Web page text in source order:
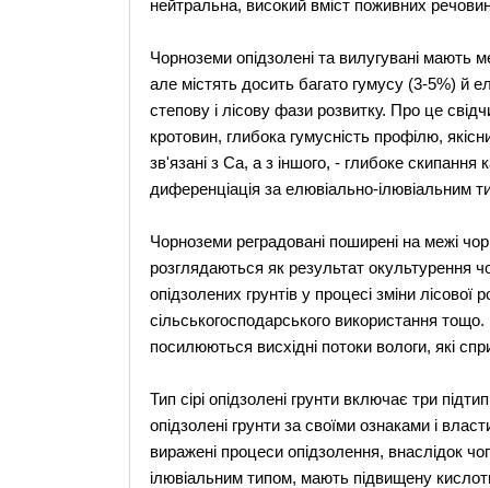
нейтральна, високий вміст поживних
Чорноземи опідзолені та вилугувані мають
але містять досить багато гумусу (3-5%) й
степову і лісову фази розвитку. Про це
кротовин, глибока гумусність профілю,
зв'язані з Са, а з іншого, - глибоке скипання
диференціація за елювіально-ілювіальним
Чорноземи реградовані поширені на межі
розглядаються як результат окультурення
опідзолених грунтів у процесі зміни
сільськогосподарського використання
посилюються висхідні потоки вологи, які
Тип сірі опідзолені грунти включає три
опідзолені грунти за своїми ознаками і
виражені процеси опідзолення, внаслідок
ілювіальним типом, мають підвищену